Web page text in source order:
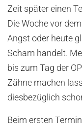
Zeit später einen
Die Woche vor
Angst oder heute
Scham handelt.
bis zum Tag der
Zähne machen
diesbezüglich
Beim ersten